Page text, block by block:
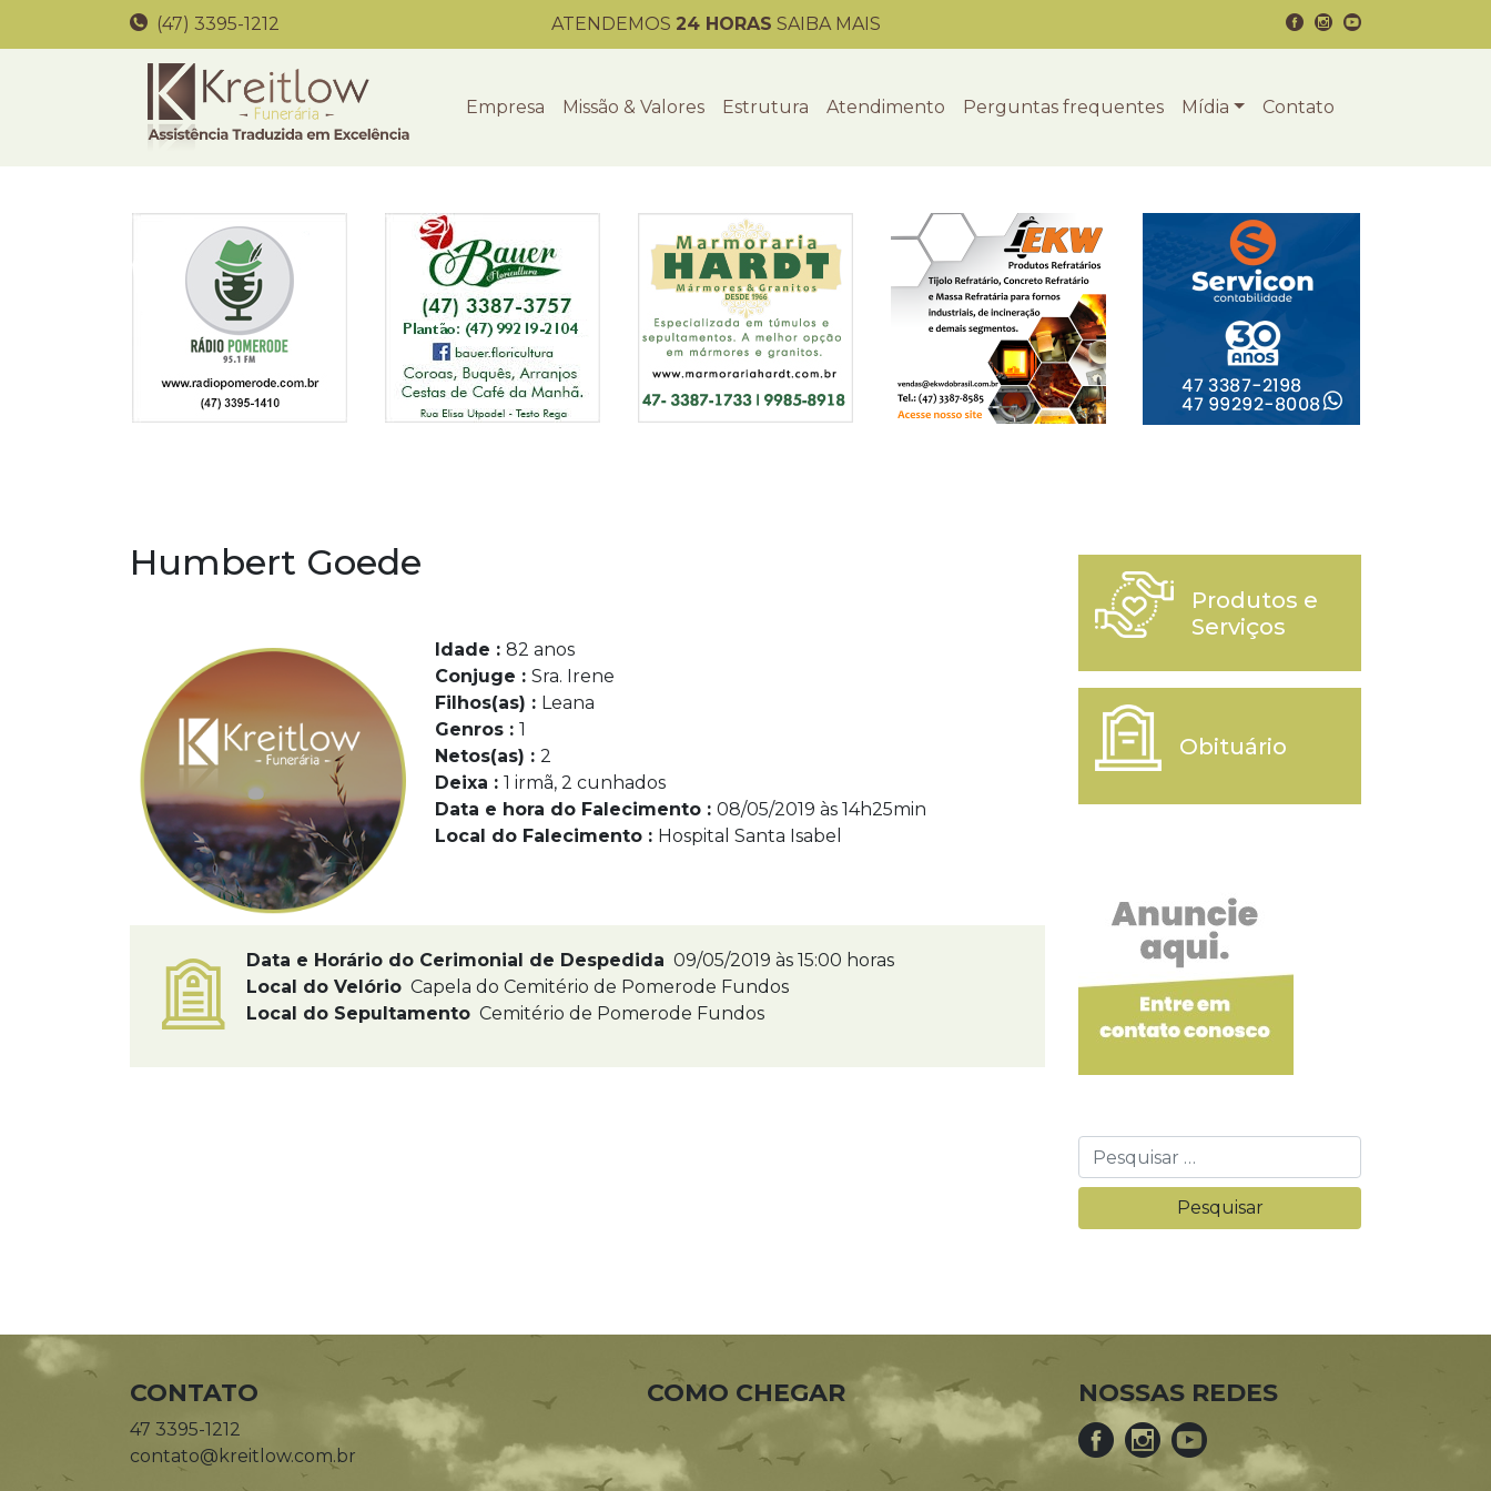
(47) 3395-1212 ATENDEMOS 24 HORAS SAIBA MAIS
Empresa Missão & Valores Estrutura Atendimento Perguntas frequentes Mídia Contato
Humbert Goede
Idade : 82 anos
Conjuge : Sra. Irene
Filhos(as) : Leana
Genros : 1
Netos(as) : 2
Deixa : 1 irmã, 2 cunhados
Data e hora do Falecimento : 08/05/2019 às 14h25min
Local do Falecimento : Hospital Santa Isabel
Data e Horário do Cerimonial de Despedida 09/05/2019 às 15:00 horas
Local do Velório Capela do Cemitério de Pomerode Fundos
Local do Sepultamento Cemitério de Pomerode Fundos
Produtos e
Serviços
Obituário
CONTATO
47 3395-1212
contato@kreitlow.com.br
COMO CHEGAR NOSSAS REDES